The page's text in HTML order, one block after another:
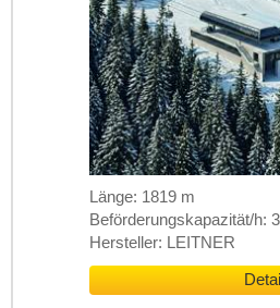
Länge: 1819 m
Beförderungskapazität/h:
Hersteller: LEITNER